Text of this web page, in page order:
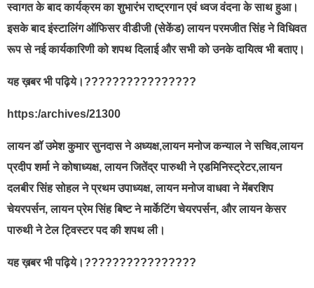
स्वागत के बाद कार्यक्रम का शुभारंभ राष्ट्रगान एवं ध्वज वंदना के साथ हुआ।
इसके बाद इंस्टालिंग ऑफिसर वीडीजी (सेकेंड) लायन परमजीत सिंह ने विधिवत
रूप से नई कार्यकारिणी को शपथ दिलाई और सभी को उनके दायित्व भी बताए।
यह ख़बर भी पढ़िये।????????????????
https:/archives/21300
लायन डॉ उमेश कुमार सुनदास ने अध्यक्ष,लायन मनोज कन्याल ने सचिव,लायन
प्रदीप शर्मा ने कोषाध्यक्ष, लायन जितेंद्र पारुथी ने एडमिनिस्ट्रेटर,लायन
दलबीर सिंह सोहल ने प्रथम उपाध्यक्ष, लायन मनोज वाधवा ने मेंबरशिप
चेयरपर्सन, लायन प्रेम सिंह बिष्ट ने मार्केटिंग चेयरपर्सन, और लायन केसर
पारुथी ने टेल ट्विस्टर पद की शपथ ली।
यह ख़बर भी पढ़िये।????????????????